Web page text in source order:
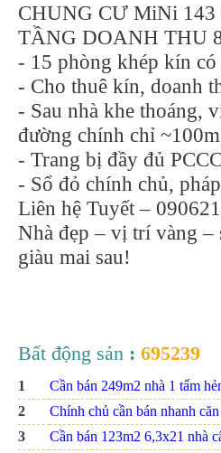
CHUNG CƯ MiNi
TẦNG DOANH THU
- 15 phòng khép kín
- Cho thuê kín, doanh
- Sau nhà khe thoáng,
đường chính chỉ
- Trang bị đầy đủ
- Sổ đỏ chính chủ,
Liên hệ Tuyết –
Nhà đẹp – vị trí vàng –
giàu mai sau!
Bất động sản : 695239
1
Cần bán 249m2 nhà 1 tấm
2
Chính chủ cần bán nhanh
3
Cần bán 123m2 6,3x21 nhà